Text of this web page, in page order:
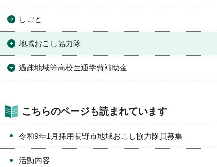
しごと
地域おこし協力隊
過疎地域等高校生通学費補助金
こちらのページも読まれています
令和9年1月採用長野市地域おこし協力隊員募集
活動内容